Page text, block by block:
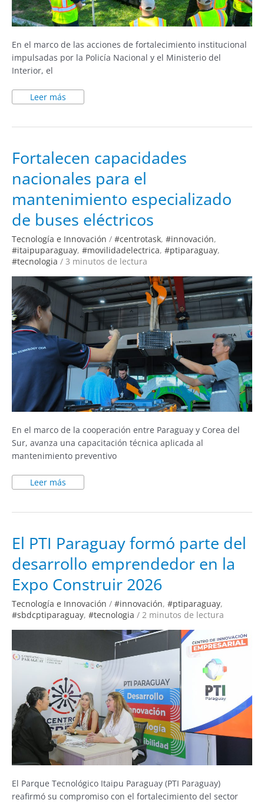
En el marco de las acciones de fortalecimiento institucional
impulsadas por la Policía Nacional y el Ministerio del
Interior, el
Leer más
Fortalecen capacidades
nacionales para el
mantenimiento especializado
de buses eléctricos
Tecnología e Innovación / #centrotask, #innovación,
#itaipuparaguay, #movilidadelectrica, #ptiparaguay,
#tecnologia / 3 minutos de lectura
En el marco de la cooperación entre Paraguay y Corea del
Sur, avanza una capacitación técnica aplicada al
mantenimiento preventivo
Fortalecen
capacidades
nacionales
para
el
especializado
de
buses
eléctricos
Leer más
El PTI Paraguay formó parte del
desarrollo emprendedor en la
Expo Construir 2026
Tecnología e Innovación / #innovación, #ptiparaguay,
#sbdcptiparaguay, #tecnologia / 2 minutos de lectura
El Parque Tecnológico Itaipu Paraguay (PTI Paraguay)
reafirmó su compromiso con el fortalecimiento del sector
El
PTI
Paraguay
formó
parte
desarrollo
emprendedor
en
la
Expo
Construir
2026